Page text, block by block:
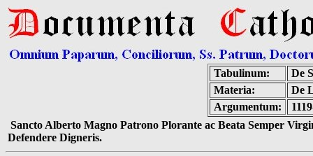
Tabulinum:
De
Materia:
De
Argumentum:
Sancto Alberto Magno Patrono Plorante ac Beata Semper
Defendere Digneris.